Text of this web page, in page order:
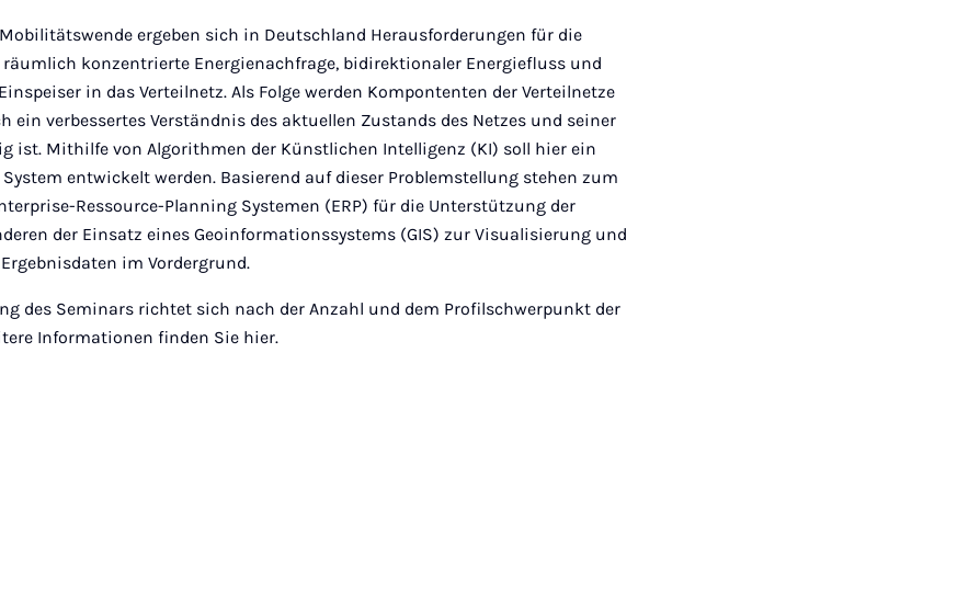
ergeben sich in Deutschland Herausforderungen für die
räumlich konzentrierte Energienachfrage, bidirektionaler Energiefluss und
in das Verteilnetz. Als Folge werden Kompontenten der Verteilnetze
ein verbessertes Verständnis des aktuellen Zustands des Netzes und seiner
ist. Mithilfe von Algorithmen der Künstlichen Intelligenz (KI) soll hier ein
entwickelt werden. Basierend auf dieser Problemstellung stehen zum
Ressource-Planning Systemen (ERP) für die Unterstützung der
der Einsatz eines Geoinformationssystems (GIS) zur Visualisierung und
im Vordergrund.
des Seminars richtet sich nach der Anzahl und dem Profilschwerpunkt der
Informationen finden Sie hier.